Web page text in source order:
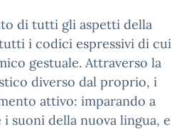
di tutti gli aspetti della
i codici espressivi di cui
gestuale. Attraverso la
diverso dal proprio, i
attivo: imparando a
della nuova lingua, e